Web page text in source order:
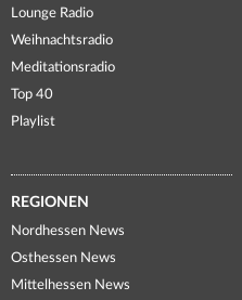
Lounge Radio
Weihnachtsradio
Meditationsradio
Top 40
Playlist
REGIONEN
Nordhessen News
Osthessen News
Mittelhessen News